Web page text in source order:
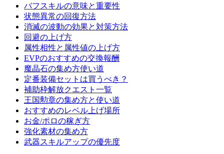
バフスキルの意味と重要性
状態異常の回復方法
消滅の波動の効果と対策方法
回避の上げ方
属性相性と属性値の上げ方
EVPのおすすめの交換報酬
魔晶石の集め方使い道
定番装備セットは買うべき？
補助枠解放クエスト一覧
王国勲章の集め方と使い道
おすすめのレベル上げ場所
お金/ポロの稼ぎ方
強化素材の集め方
武器スキルアップの優先度